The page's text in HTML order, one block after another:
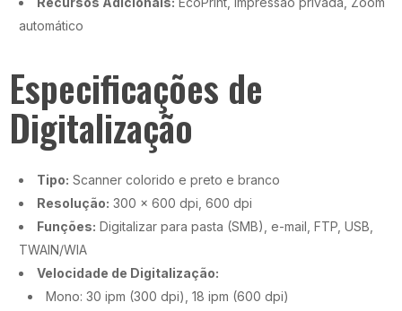
automático
Especificações de
Digitalização
Tipo: Scanner colorido e preto e branco
Resolução: 300 x 600 dpi, 600 dpi
Funções: Digitalizar para pasta (SMB), e-mail, FTP, USB,
TWAIN/WIA
Velocidade de Digitalização:
Mono: 30 ipm (300 dpi), 18 ipm (600 dpi)